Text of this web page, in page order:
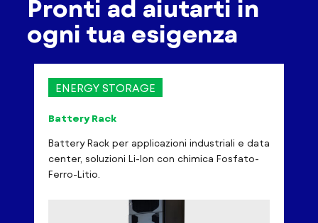
Pronti ad aiutarti in
ogni tua esigenza
ENERGY STORAGE
Battery Rack
Battery Rack per applicazioni industriali e data
center, soluzioni Li-Ion con chimica Fosfato-
Ferro-Litio.